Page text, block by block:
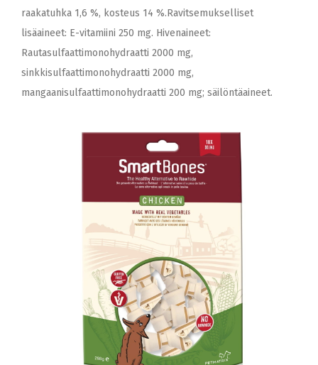
raakatuhka 1,6 %, kosteus 14 %.Ravitsemukselliset
lisäaineet: E-vitamiini 250 mg. Hivenaineet:
Rautasulfaattimonohydraatti 2000 mg,
sinkkisulfaattimonohydraatti 2000 mg,
mangaanisulfaattimonohydraatti 200 mg; säilöntäaineet.